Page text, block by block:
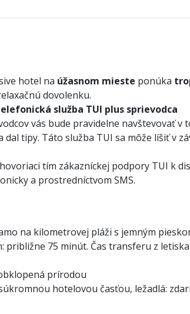
hotel na úžasnom mieste ponúka
dovolenku.
služba TUI plus sprievodca
vás bude pravidelne navštevovať
tipy. Táto služba TUI sa môže líšiť v
tím zákazníckej podpory TUI k
a prostredníctvom SMS.
na kilometrovej pláži s jemným
približne 75 minút. Čas transferu z
prírodou
hotelovou časťou, ležadlá: